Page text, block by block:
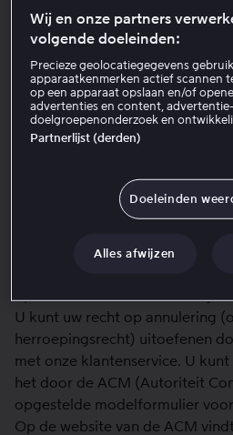
de dagen dat u toegang heeft
berekend vanaf de eerste keer
wordt berekend door de
delen door dertig (30).
dagen gebruik heeft gemaakt
deze drie (3) dagen in
U heeft ook het recht om
annuleren binnen veertien (14)
annulering zodra u start met het
op restitutie van uw Eenmalige
U kunt uw recht op annulering
herroepingsrecht) uitoefenen
met onze klantenservice. U
het door de ACM (Autoriteit
opgestelde modelformulier
Op de website van de ACM
Wij en onze partners
volgende doeleinden:
Precieze geolocatiegegevens
apparaatkenmerken actief scannen
op een apparaat opslaan en/of
advertenties en content,
doelgroepenonderzoek en
Partnerlijst (derden)
Doeleinden
Alles afwijzen